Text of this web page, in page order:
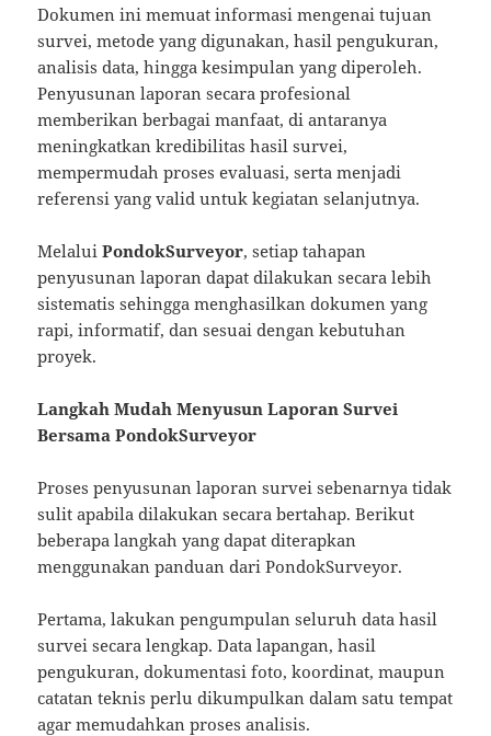
Dokumen ini memuat informasi mengenai tujuan
survei, metode yang digunakan, hasil pengukuran,
analisis data, hingga kesimpulan yang diperoleh.
Penyusunan laporan secara profesional
memberikan berbagai manfaat, di antaranya
meningkatkan kredibilitas hasil survei,
mempermudah proses evaluasi, serta menjadi
referensi yang valid untuk kegiatan selanjutnya.
MelaluiPondokSurveyor, setiap tahapan
penyusunan laporan dapat dilakukan secara lebih
sistematis sehingga menghasilkan dokumen yang
rapi, informatif, dan sesuai dengan kebutuhan
proyek.
Langkah Mudah Menyusun Laporan Survei
Bersama PondokSurveyor
Proses penyusunan laporan survei sebenarnya tidak
sulit apabila dilakukan secara bertahap. Berikut
beberapa langkah yang dapat diterapkan
menggunakan panduan dari PondokSurveyor.
Pertama, lakukan pengumpulan seluruh data hasil
survei secara lengkap. Data lapangan, hasil
pengukuran, dokumentasi foto, koordinat, maupun
catatan teknis perlu dikumpulkan dalam satu tempat
agar memudahkan proses analisis.